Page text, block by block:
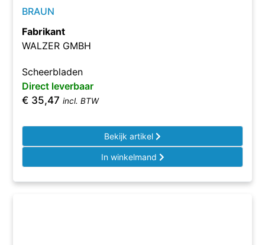
BRAUN
Fabrikant
WALZER GMBH
Scheerbladen
Direct leverbaar
€ 35,47 incl. BTW
Bekijk artikel
In winkelmand